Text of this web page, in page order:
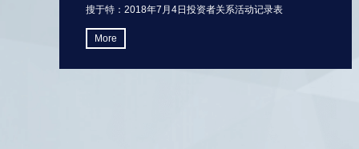
搜于特：2018年7月4日投资者关系活动记录表
More